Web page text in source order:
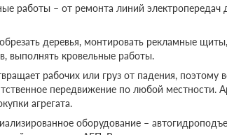
работы – от ремонта линий электропередач
деревья, монтировать рекламные
выполнять кровельные работы.
рабочих или груз от падения, поэтому
передвижение по любой
агрегата.
оборудование –